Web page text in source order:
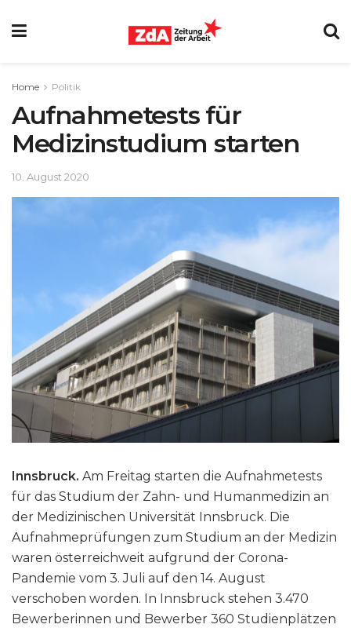
Home Politik
Aufnahmetests für
Medizinstudium starten
10. August 2020
Innsbruck. Am Freitag starten die Aufnahmetests
für das Studium der Zahn- und Humanmedizin an
der Medizinischen Universität Innsbruck. Die
Aufnahmeprüfungen zum Studium an der Medizin
waren österreichweit aufgrund der Corona-
Pandemie vom 3. Juli auf den 14. August
verschoben worden. In Innsbruck stehen 3.470
Bewerberinnen und Bewerber 360 Studienplätzen